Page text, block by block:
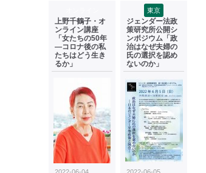
上野千鶴子・オ
ンライン講座
「女たちの50年
―コロナ後の私
たちはどう生き
るか」
東京
ジェンダー法政
策研究所公開シ
ンポジウム「政
治はなぜ夫婦の
氏の選択を認め
ないのか」